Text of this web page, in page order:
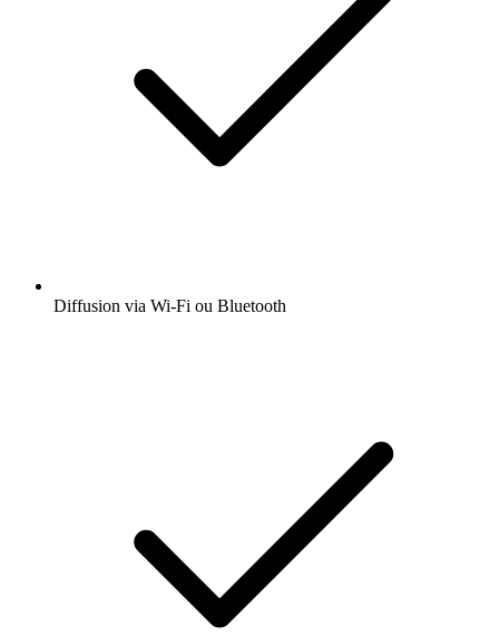
Diffusion via Wi-Fi ou Bluetooth